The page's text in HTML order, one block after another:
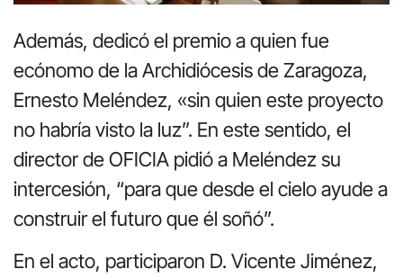
Además, dedicó el premio a quien fue
ecónomo de la Archidiócesis de Zaragoza,
Ernesto Meléndez, «sin quien este proyecto
no habría visto la luz”. En este sentido, el
director de OFICIA pidió a Meléndez su
intercesión, “para que desde el cielo ayude a
construir el futuro que él soñó”.
En el acto, participaron D. Vicente Jiménez,